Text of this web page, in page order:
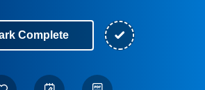
Complete